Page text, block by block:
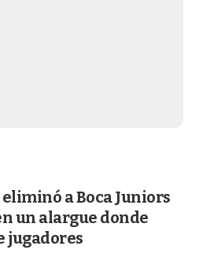
a Boca Juniors
un alargue donde
jugadores